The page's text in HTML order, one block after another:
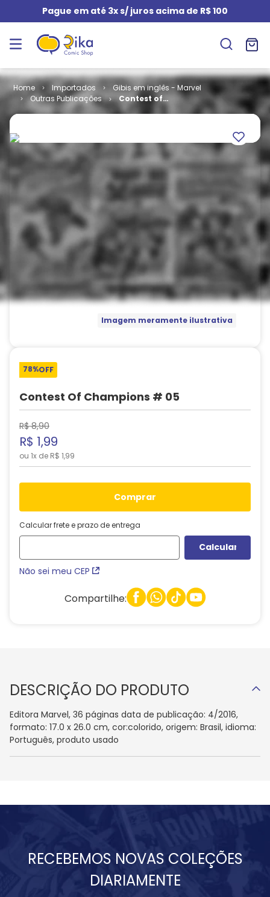
Pague em até 3x s/ juros acima de R$ 100
Importados
Gibis em inglês - Marvel
Outras Publicações
Contest of
Champions #
Imagem meramente ilustrativa
78%OFF
Contest Of Champions # 05
R$ 8,90
R$ 1,99
ou 1x de R$ 1,99
comprar
Calcular frete e prazo de entrega
Não sei meu CEP
Compartilhe:
DESCRIÇÃO DO PRODUTO
Editora Marvel, 36 páginas data de publicação: 4/2016,
formato: 17.0 x 26.0 cm, cor:colorido, origem: Brasil, idioma:
Português, produto usado
RECEBEMOS NOVAS COLEÇÕES
DIARIAMENTE